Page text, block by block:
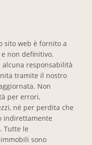
sito web è fornito a
non definitivo.
alcuna responsabilità
tramite il nostro
Non
per errori,
né per perdita che
indirettamente
Tutte le
sono